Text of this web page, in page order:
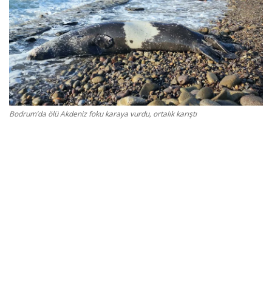
Reklam ve İşbirliği
Bodrum Trafik Yoğunluk Haritası
Turizm
Siyaset
Bodrum’da ölü Akdeniz foku karaya vurdu, ortalık karıştı